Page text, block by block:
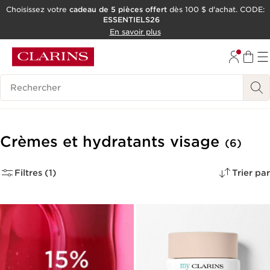
ALLER AU CONTENU
OUTIL D'ACCESSIBILITÉ
Choisissez votre cadeau de 5 pièces offertdès 100 $ d'achat. CODE:
ESSENTIELS26
En savoir plus
Historique des recherches
Crèmes et hydratants visage (6)
Filtres (1) Trier par